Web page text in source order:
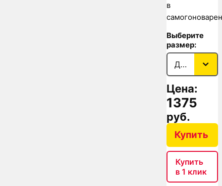
в
Выберите
размер:
Цена:
1375
руб.
Купить
Купить
в 1 клик